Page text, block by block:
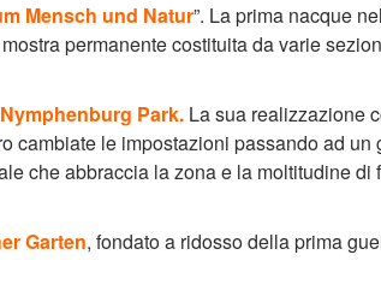
Mensch und Natur”. La prima nacque
permanente costituita da varie
Nymphenburg Park. La sua realizzazione
cambiate le impostazioni passando ad
che abbraccia la zona e la moltitudine di
Garten, fondato a ridosso della prima